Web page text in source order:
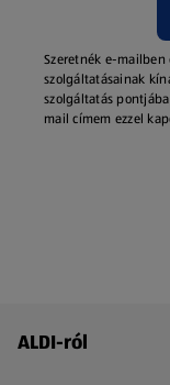
Szeretnék e-mailben
szolgáltatásainak
szolgáltatás
mail címem ezzel
Láblécmenü -
ALDI-ról